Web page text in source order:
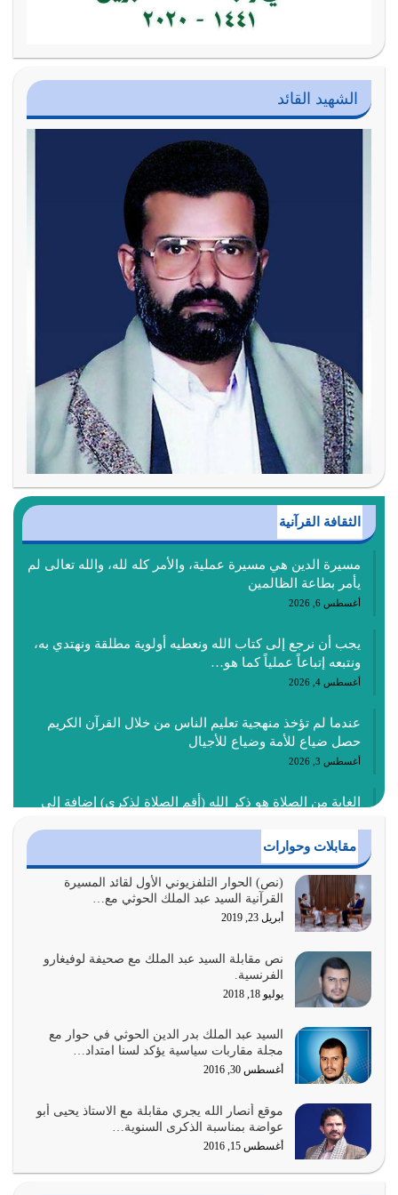
الشهيد القائد
الثقافة القرآنية
مسيرة الدين هي مسيرة عملية، والأمر كله لله، والله تعالى لم
يأمر بطاعة الظالمين
أغسطس 6, 2026
يجب أن نرجع إلى كتاب الله ونعطيه أولوية مطلقة ونهتدي به،
ونتبعه إتباعاً عملياً كما هو…
أغسطس 4, 2026
عندما لم تؤخذ منهجية تعليم الناس من خلال القرآن الكريم
حصل ضياع للأمة وضياع للأجيال
أغسطس 3, 2026
الغاية من الصلاة هو ذكر الله (أقم الصلاة لذكري) إضافة إلى
أغسطس 2, 2026
السبب الرئيسي لشقاء الأمة الابتعاد عن كتاب الله والتعدي
لحدود الله بالإضافات للدين
أغسطس 1, 2026
أبرز أسباب الشقاء هو الإعراض عن ذكر الله وعن هدى الله
المتمثل في القرآن الكريم
يوليو 31, 2026
أولياء الشيطان كلما كانوا أكثر ولاءً وطاعة للشيطان كلما كانوا
أكثر ضعفاً
يوليو 30, 2026
وعد الله تعالى من يُقتل في سبيله بالحياة الأبدية والرزق
والاستبشار والنجاة والخلود في…
يوليو 29, 2026
مقابلات وحوارات
(نص) الحوار التلفزيوني الأول لقائد المسيرة
القرآنية السيد عبد الملك الحوثي مع…
أبريل 23, 2019
نص مقابلة السيد عبد الملك مع صحيفة لوفيغارو
الفرنسية.
يوليو 18, 2018
السيد عبد الملك بدر الدين الحوثي في حوار مع
مجلة مقاربات سياسية يؤكد لسنا امتداد…
أغسطس 30, 2016
موقع أنصار الله يجري مقابلة مع الاستاذ يحيى أبو
عواضة بمناسبة الذكرى السنوية…
أغسطس 15, 2016